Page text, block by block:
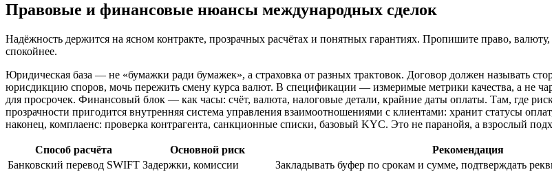
Правовые и финансовые нюансы международных сделок
Надёжность держится на ясном контракте, прозрачных расчётах и понятных гарантиях. Пропишите право,
спокойнее.
Юридическая база — не «бумажки ради бумажек», а страховка от разных трактовок. Договор должен называть
юрисдикцию споров, мочь пережить смену курса валют. В спецификации — измеримые метрики качества, а не
для просрочек. Финансовый блок — как часы: счёт, валюта, налоговые детали, крайние даты оплаты. Там, где
прозрачности пригодится внутренняя система управления взаимоотношениями с клиентами: хранит статусы
наконец, комплаенс: проверка контрагента, санкционные списки, базовый KYC. Это не паранойя, а взрослый
Способ расчёта Основной риск
Рекомендация
Банковский перевод SWIFT Задержки, комиссии
Закладывать буфер по срокам и сумме, подтверждать